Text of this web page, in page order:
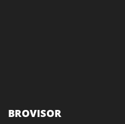
BROVISOR